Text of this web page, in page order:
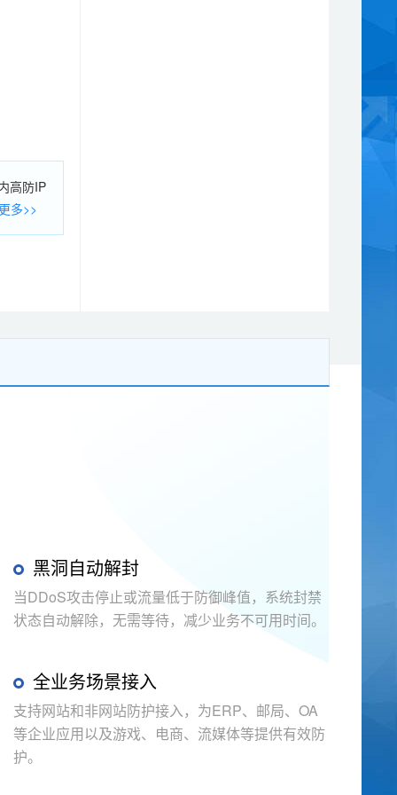
多>>
高防IP
切赌
置告
黑洞自动解封
当DDoS攻击停止或流量低于防御峰值，系统封禁
状态自动解除，无需等待，减少业务不可用时间。
全业务场景接入
支持网站和非网站防护接入，为ERP、邮局、OA
等企业应用以及游戏、电商、流媒体等提供有效防
护。